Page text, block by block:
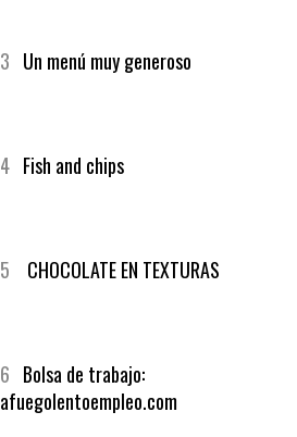
3 Un menú muy generoso
4 Fish and chips
5 CHOCOLATE EN TEXTURAS
6 Bolsa de trabajo:
afuegolentoempleo.com